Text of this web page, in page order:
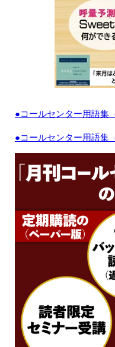
●コールセンター用語集
●コールセンター用語集